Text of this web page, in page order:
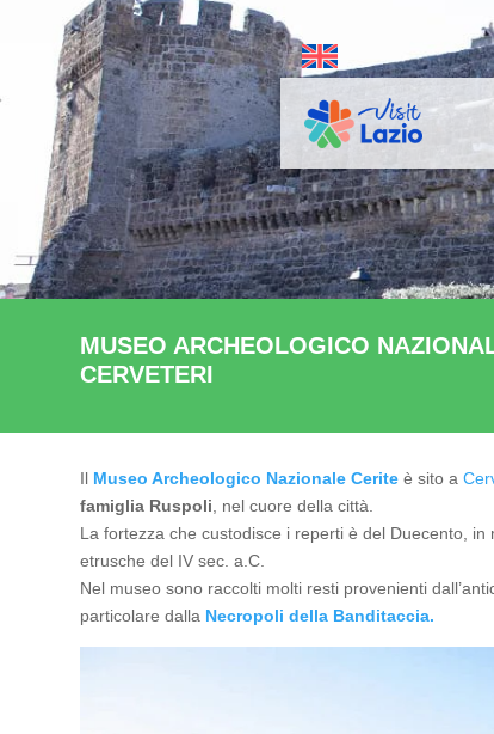
MUSEO ARCHEOLOGICO
CERVETERI
Il Museo Archeologico Nazionale Cerite è sito a
famiglia Ruspoli , nel cuore della città.
La fortezza che custodisce i reperti è del Duecento,
etrusche del IV sec. a.C.
Nel museo sono raccolti molti resti provenienti
particolare dalla Necropoli della Banditaccia.